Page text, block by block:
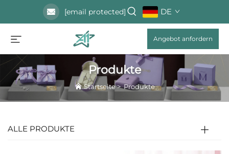
[email protected] DE
Angebot anfordern
Produkte
Startseite>Produkte
ALLE PRODUKTE